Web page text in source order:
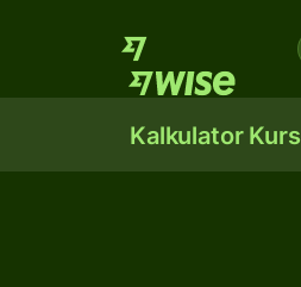
Kalkulator Kurs